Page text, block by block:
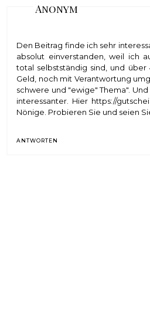
Anonym
Den Beitrag finde ich sehr
absolut einverstanden, weil ich
total selbstständig sind, und
Geld, noch mit Verantwortung
schwere und "ewige" Thema".
interessanter. Hier https://
Nönige. Probieren Sie und seien
ANTWORTEN